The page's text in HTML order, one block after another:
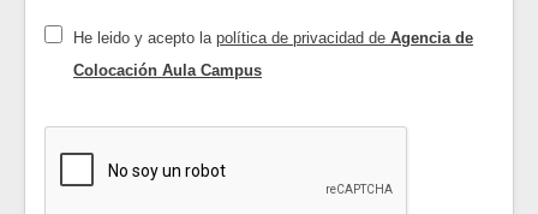
He leido y acepto la política de privacidad de Agencia de
Colocación Aula Campus